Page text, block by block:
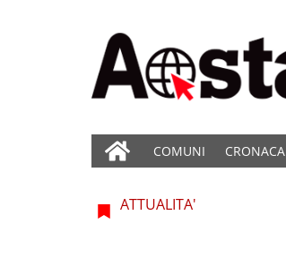
COMUNI CRONACA
ATTUALITA'